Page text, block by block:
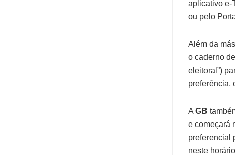
aplicativo e-
ou pelo
Além da
o caderno
eleitoral”)
preferência,
A GB
e começará
preferencial
neste